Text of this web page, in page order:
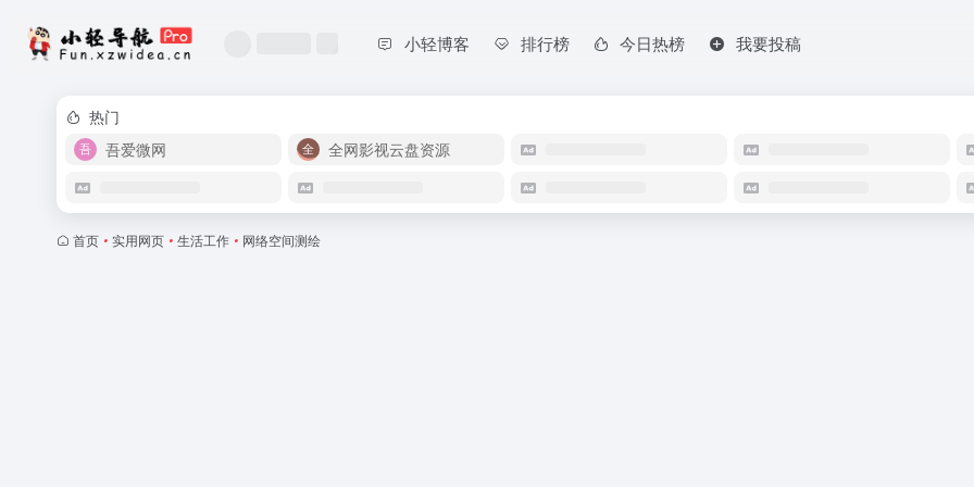
小轻博客 排行榜 今日热榜 我要投稿
热门
吾爱微网
全网影视云盘资源
首页 • 实用网页 • 生活工作 • 网络空间测绘